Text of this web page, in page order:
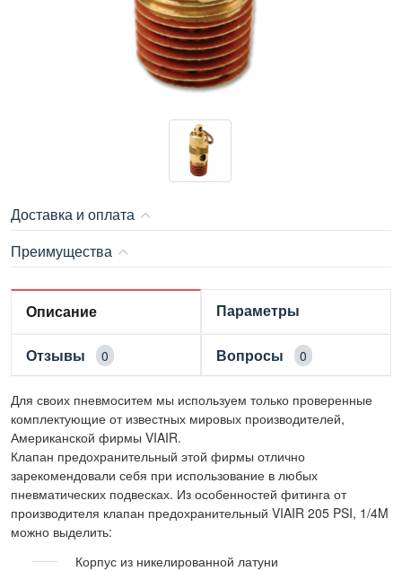
Доставка и оплата
Преимущества
Описание Параметры
Отзывы 0 Вопросы 0
Для своих пневмоситем мы используем только проверенные
комплектующие от известных мировых производителей,
Американской фирмы VIAIR.
Клапан предохранительный этой фирмы отлично
зарекомендовали себя при использование в любых
пневматических подвесках. Из особенностей фитинга от
производителя клапан предохранительный VIAIR 205 PSI, 1/4M
можно выделить:
Корпус из никелированной латуни